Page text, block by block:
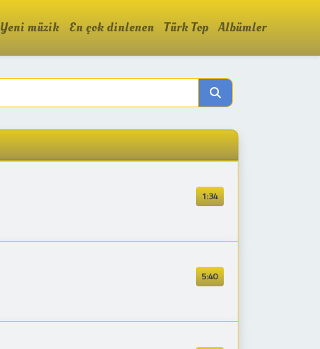
Yeni müzik En çok dinlenen Türk Top Albümler
1:34
5:40